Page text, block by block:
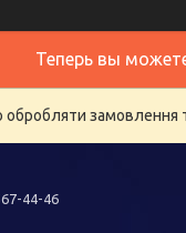
Теперь вы
замовлення
44-46